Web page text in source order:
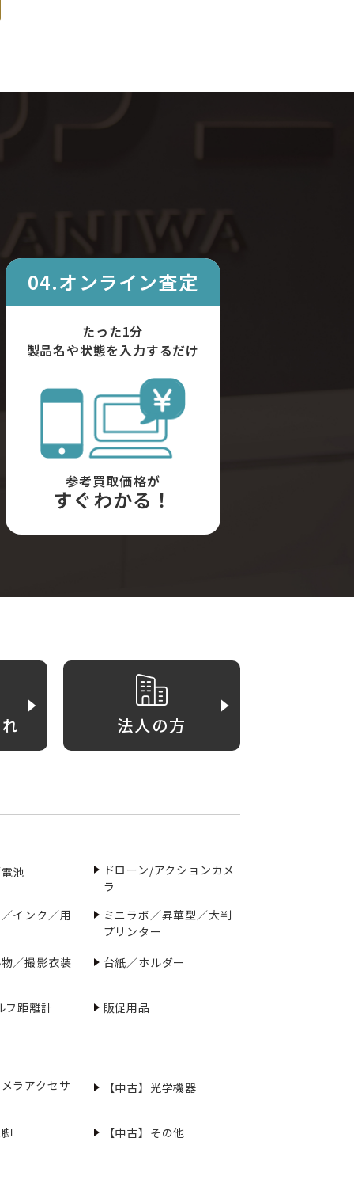
04.オンライン査定
たった1分
製品名や状態を入力するだけ
参考買取価格が
すぐわかる！
法人の方
池
ドローン/アクションカメ
ラ
インク／用
ミニラボ／昇華型／大判
プリンター
／撮影衣装
台紙／ホルダー
フ距離計 販促用品
ラアクセサ 【中古】光学機器
【中古】その他